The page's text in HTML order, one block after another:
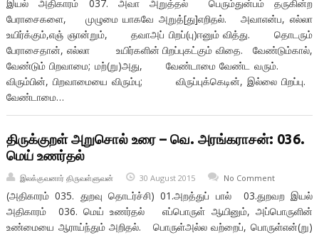
இயல் அதிகாரம் 037. அவா அறுத்தல் பெரும்துன்பம் தருகின்ற
பேராசைகளை, முழுமை யாகவே அறுத்[து]எறிதல். அவாஎன்ப, எல்லா
உயிர்க்கும்,எஞ் ஞான்றும், தவாஅப் பிறப்(பு)ஈனும் வித்து. தொடரும்
பேராசைதான், எல்லா உயிர்களின் பிறப்புகட்கும் விதை. வேண்டும்கால்,
வேண்டும் பிறவாமை; மற்(று)அது, வேண்டாமை வேண்ட வரும்.
விரும்பின், பிறவாமையை விரும்பு; விருப்புக்கெடின், இல்லை பிறப்பு.
வேண்டாமை…
திருக்குறள் அறுசொல் உரை – வெ. அரங்கராசன்: 036.
மெய் உணர்தல்
இலக்குவனார் திருவள்ளுவன் 30 August 2015 No Comment
(அதிகாரம் 035. துறவு தொடர்ச்சி) 01.அறத்துப் பால் 03.துறவற இயல்
அதிகாரம் 036. மெய் உணர்தல் எப்பொருள் ஆயினும், அப்பொருளின்
உண்மையை ஆராய்ந்தும் அறிதல். பொருள்அல்ல வற்றைப், பொருள்என்(று)